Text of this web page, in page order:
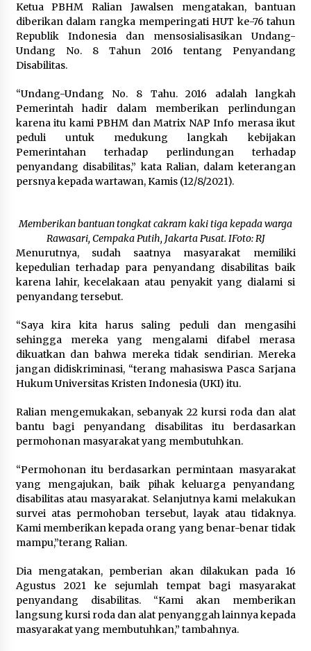
Ketua PBHM Ralian Jawalsen mengatakan, bantuan
diberikan dalam rangka memperingati HUT ke-76 tahun
Republik Indonesia dan mensosialisasikan Undang-
Undang No. 8 Tahun 2016 tentang Penyandang
Disabilitas.
“Undang-Undang No. 8 Tahu. 2016 adalah langkah
Pemerintah hadir dalam memberikan perlindungan
karena itu kami PBHM dan Matrix NAP Info merasa ikut
peduli untuk medukung langkah kebijakan
Pemerintahan terhadap perlindungan terhadap
penyandang disabilitas,” kata Ralian, dalam keterangan
persnya kepada wartawan, Kamis (12/8/2021).
Memberikan bantuan tongkat cakram kaki tiga kepada warga
Rawasari, Cempaka Putih, Jakarta Pusat. IFoto: RJ
Menurutnya, sudah saatnya masyarakat memiliki
kepedulian terhadap para penyandang disabilitas baik
karena lahir, kecelakaan atau penyakit yang dialami si
penyandang tersebut.
“Saya kira kita harus saling peduli dan mengasihi
sehingga mereka yang mengalami difabel merasa
dikuatkan dan bahwa mereka tidak sendirian. Mereka
jangan didiskriminasi, “terang mahasiswa Pasca Sarjana
Hukum Universitas Kristen Indonesia (UKI) itu.
Ralian mengemukakan, sebanyak 22 kursi roda dan alat
bantu bagi penyandang disabilitas itu berdasarkan
permohonan masyarakat yang membutuhkan.
“Permohonan itu berdasarkan permintaan masyarakat
yang mengajukan, baik pihak keluarga penyandang
disabilitas atau masyarakat. Selanjutnya kami melakukan
survei atas permohoban tersebut, layak atau tidaknya.
Kami memberikan kepada orang yang benar-benar tidak
mampu,”terang Ralian.
Dia mengatakan, pemberian akan dilakukan pada 16
Agustus 2021 ke sejumlah tempat bagi masyarakat
penyandang disabilitas. “Kami akan memberikan
langsung kursi roda dan alat penyanggah lainnya kepada
masyarakat yang membutuhkan,” tambahnya.